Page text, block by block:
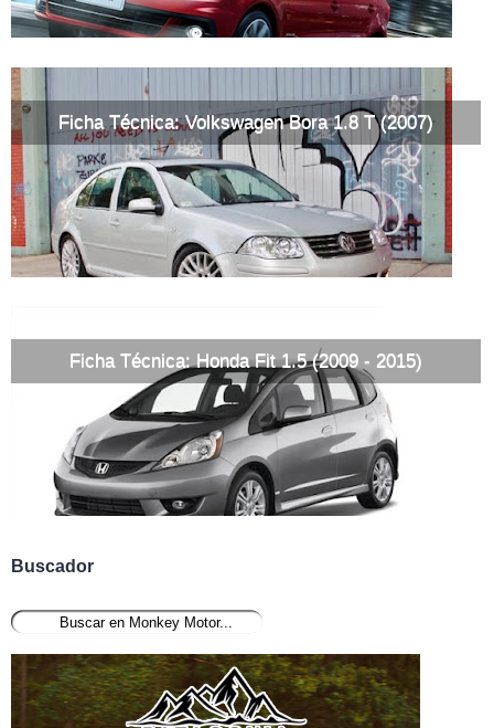
Ficha Técnica: Volkswagen Bora 1.8 T (2007)
Ficha Técnica: Honda Fit 1.5 (2009 - 2015)
Buscador